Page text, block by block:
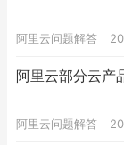
阿里云问题解答
阿里云部分云产
阿里云问题解答